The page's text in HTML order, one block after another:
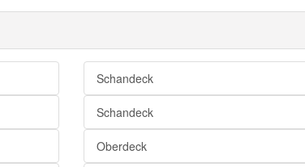
Schandeck
Schandeck
Oberdeck